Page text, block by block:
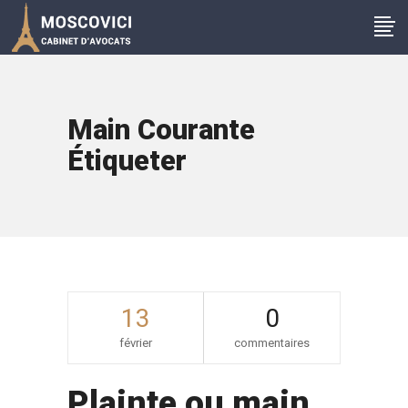
Main Courante
Étiqueter
13
février
0
commentaires